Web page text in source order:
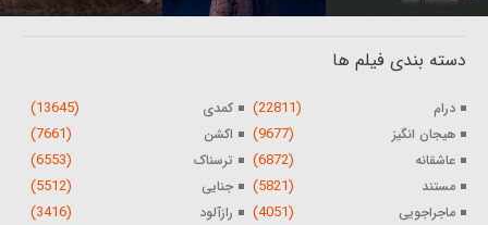
دسته بندی فیلم ها
درام (22811) کمدی (13645)
هیجان انگیز (9677) اکشن (7661)
عاشقانه (6872) ترسناک (6553)
مستند (5821) جنایی (5512)
ماجراجویی (4051) رازآلود (3416)